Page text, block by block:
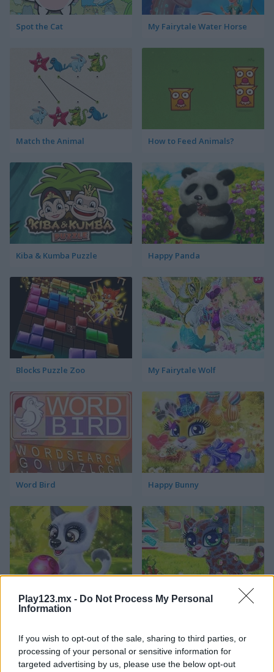
Play123.mx - Do Not Process My Personal
Information
If you wish to opt-out of the sale, sharing to third parties, or
processing of your personal or sensitive information for
targeted advertising by us, please use the below opt-out
Spot the Cat My Fairytale Water Horse
Match the Animal How to Feed Animals?
Kiba & Kumba Puzzle Happy Panda
Blocks Puzzle Zoo My Fairytale Wolf
Word Bird Happy Bunny
Happy Dog Happy Cat
juegos de pájaros